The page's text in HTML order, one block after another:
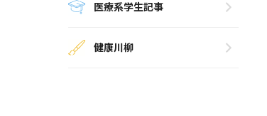
医療系学生記事
健康川柳